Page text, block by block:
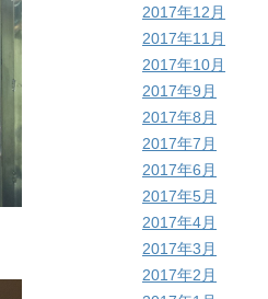
2017年12月
2017年11月
2017年10月
2017年9月
2017年8月
2017年7月
2017年6月
2017年5月
2017年4月
2017年3月
2017年2月